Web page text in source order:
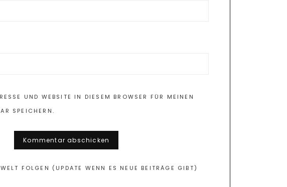
UND WEBSITE IN DIESEM BROWSER FÜR MEINEN
SPEICHERN.
FOLGEN (UPDATE WENN ES NEUE BEITRÄGE GIBT)